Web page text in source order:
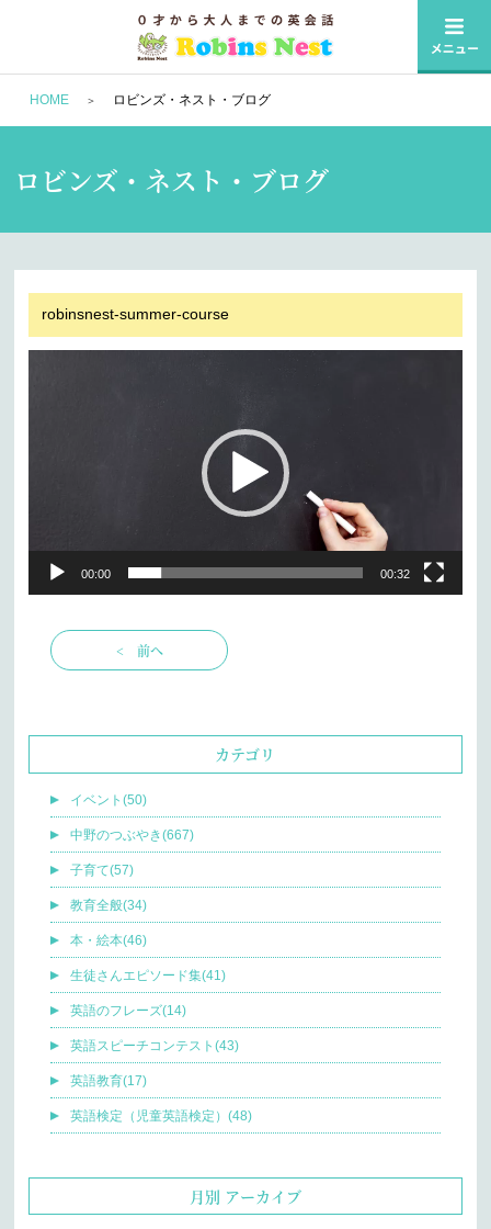
HOME ロビンズ・ネスト・ブログ
ロビンズ・ネスト・ブログ
robinsnest-summer-course
00:00 00:32
< 前へ
カテゴリ
イベント(50)
中野のつぶやき(667)
子育て(57)
教育全般(34)
本・絵本(46)
生徒さんエピソード集(41)
英語のフレーズ(14)
英語スピーチコンテスト(43)
英語教育(17)
英語検定（児童英語検定）(48)
月別 アーカイブ